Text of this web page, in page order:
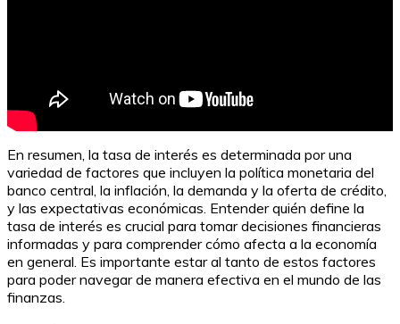
En resumen, la tasa de interés es determinada por una
variedad de factores que incluyen la política monetaria del
banco central, la inflación, la demanda y la oferta de crédito,
y las expectativas económicas. Entender quién define la
tasa de interés es crucial para tomar decisiones financieras
informadas y para comprender cómo afecta a la economía
en general. Es importante estar al tanto de estos factores
para poder navegar de manera efectiva en el mundo de las
finanzas.